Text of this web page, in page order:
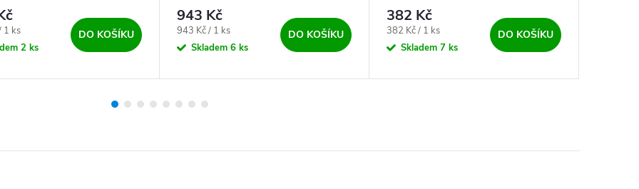
1 ks
2 ks
DO KOŠÍKU
943 Kč
Měrná cena:
943 Kč / 1 ks
Skladem 6 ks
DO KOŠÍKU
382 Kč
Měrná cena:
382 Kč / 1 ks
Skladem 7 ks
DO KOŠÍKU